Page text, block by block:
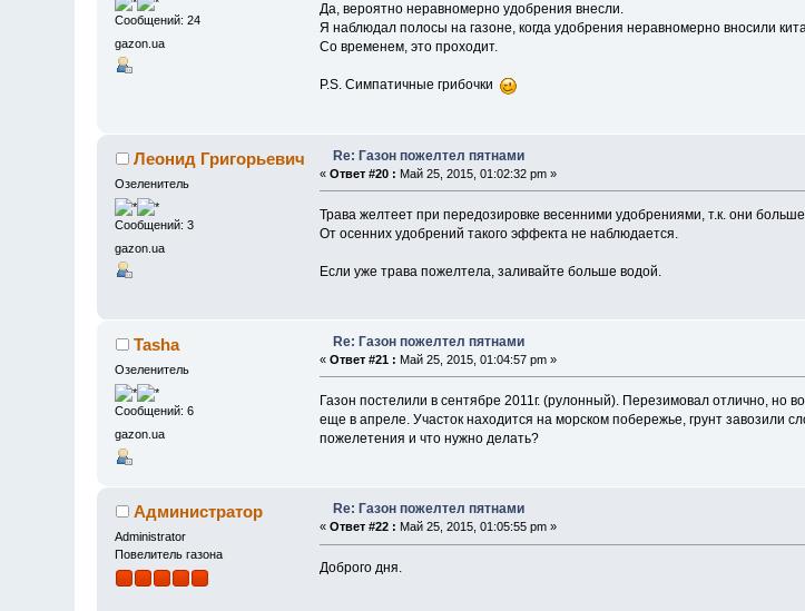
Сообщений: 24
gazon.ua
Да, вероятно неравномерно удобрения внесли.
Я наблюдал полосы на газоне, когда удобрения неравномерно вносили
Со временем, это проходит.
P.S. Симпатичные грибочки
Леонид Григорьевич
Озеленитель
Сообщений: 3
gazon.ua
Re: Газон пожелтел пятнами
« Ответ #20 : Май 25, 2015, 01:02:32 pm »
Трава желтеет при передозировке весенними удобрениями, т.к. они
От осенних удобрений такого эффекта не наблюдается.
Если уже трава пожелтела, заливайте больше водой.
Tasha
Озеленитель
Сообщений: 6
gazon.ua
Re: Газон пожелтел пятнами
« Ответ #21 : Май 25, 2015, 01:04:57 pm »
Газон постелили в сентябре 2011г. (рулонный). Перезимовал отлично, но
еще в апреле. Участок находится на морском побережье, грунт завозили
пожелетения и что нужно делать?
Администратор
Administrator
Повелитель газона
Re: Газон пожелтел пятнами
« Ответ #22 : Май 25, 2015, 01:05:55 pm »
Доброго дня.